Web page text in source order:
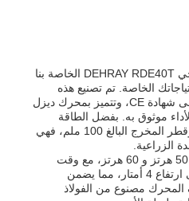
توفر مضخة مياه الصرف الصحي DEHRAY RDE40T الخاصة بنا
الخاصة. تم تصنيع هذه
المضخة في الصين وحاصلة على شهادة CE، وتتميز بمحرك ديزل
موثوق به. بفضل الطاقة
المقدرة البالغة 8.6 كيلو واط وقطر المخرج البالغ 100 ملم، فهي
الزراعية.
تعمل المضخة بكفاءة بترددات 50 هرتز و 60 هرتز، مع وقت
تحضير ذاتي يبلغ 180 ثانية على ارتفاع 4 أمتار، مما يضمن
المحرك مصنوع من الفولاذ